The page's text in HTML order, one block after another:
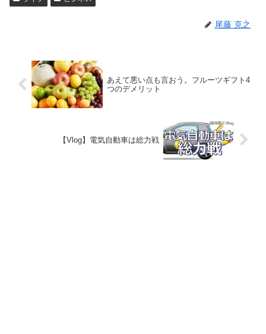
尾藤 克之
あえて悪い点も言おう。フルーツギフト4
つのデメリット
【Vlog】電気自動車は総力戦